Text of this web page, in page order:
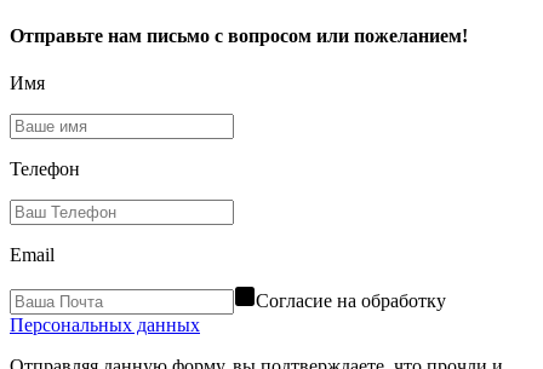
Отправьте нам письмо с вопросом или пожеланием!
Имя
Телефон
Email
Согласие на обработку
Персональных данных